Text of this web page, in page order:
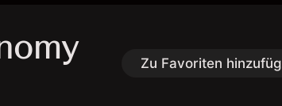
Zu Favoriten